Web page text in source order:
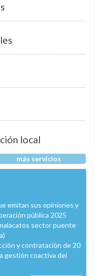
local
más servicios
emitan sus opiniones y
pública 2025
sector puente
y contratación de 20
gestión coactiva del